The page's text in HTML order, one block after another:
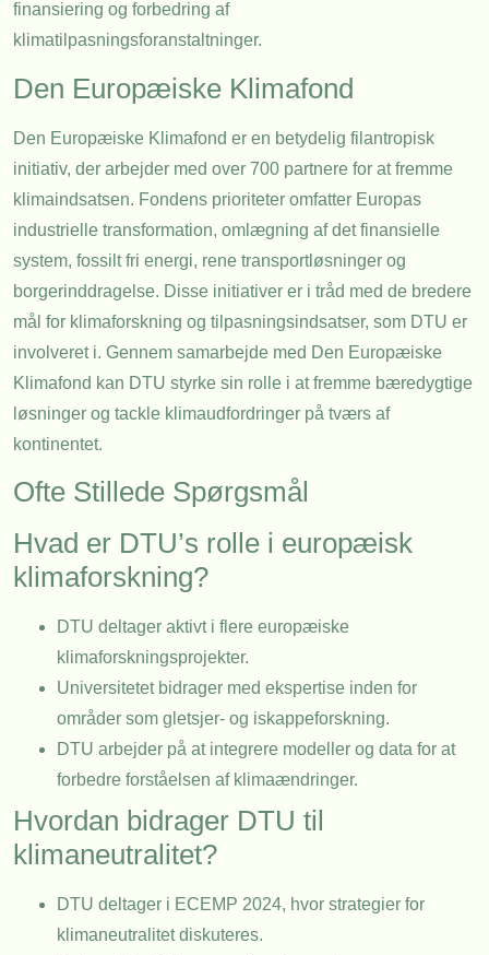
finansiering og forbedring af
klimatilpasningsforanstaltninger.
Den Europæiske Klimafond
Den Europæiske Klimafond er en betydelig filantropisk
initiativ, der arbejder med over 700 partnere for at fremme
klimaindsatsen. Fondens prioriteter omfatter Europas
industrielle transformation, omlægning af det finansielle
system, fossilt fri energi, rene transportløsninger og
borgerinddragelse. Disse initiativer er i tråd med de bredere
mål for klimaforskning og tilpasningsindsatser, som DTU er
involveret i. Gennem samarbejde med Den Europæiske
Klimafond kan DTU styrke sin rolle i at fremme bæredygtige
løsninger og tackle klimaudfordringer på tværs af
kontinentet.
Ofte Stillede Spørgsmål
Hvad er DTU’s rolle i europæisk
klimaforskning?
DTU deltager aktivt i flere europæiske
klimaforskningsprojekter.
Universitetet bidrager med ekspertise inden for
områder som gletsjer- og iskappeforskning.
DTU arbejder på at integrere modeller og data for at
forbedre forståelsen af klimaændringer.
Hvordan bidrager DTU til
klimaneutralitet?
DTU deltager i ECEMP 2024, hvor strategier for
klimaneutralitet diskuteres.